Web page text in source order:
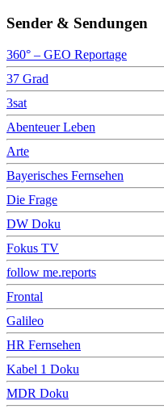
Sender & Sendungen
360° – GEO Reportage
37 Grad
3sat
Abenteuer Leben
Arte
Bayerisches Fernsehen
Die Frage
DW Doku
Fokus TV
follow me.reports
Frontal
Galileo
HR Fernsehen
Kabel 1 Doku
MDR Doku